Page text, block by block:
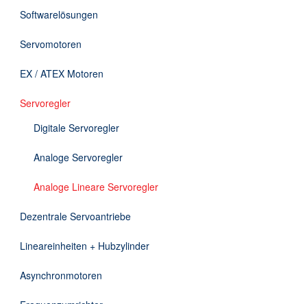
Informationen
Downloads
Kontakt
Softwarelösungen
Servomotoren
EX / ATEX Motoren
Servoregler
Digitale Servoregler
Analoge Servoregler
Analoge Lineare Servoregler
Dezentrale Servoantriebe
Lineareinheiten + Hubzylinder
Asynchronmotoren